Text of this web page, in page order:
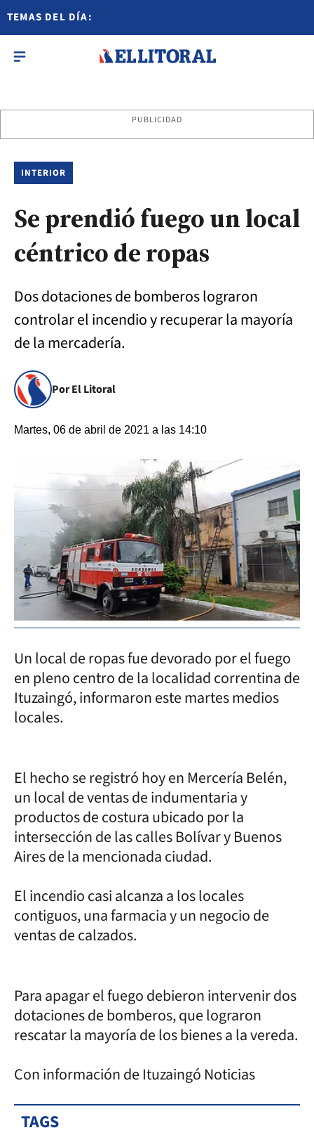
TEMAS DEL DÍA:
PUBLICIDAD
INTERIOR
Se prendió fuego un local
céntrico de ropas
Dos dotaciones de bomberos lograron
controlar el incendio y recuperar la mayoría
de la mercadería.
Por El Litoral
Martes, 06 de abril de 2021 a las 14:10
Un local de ropas fue devorado por el fuego
en pleno centro de la localidad correntina de
Ituzaingó, informaron este martes medios
locales.
El hecho se registró hoy en Mercería Belén,
un local de ventas de indumentaria y
productos de costura ubicado por la
intersección de las calles Bolívar y Buenos
Aires de la mencionada ciudad.
El incendio casi alcanza a los locales
contiguos, una farmacia y un negocio de
ventas de calzados.
Para apagar el fuego debieron intervenir dos
dotaciones de bomberos, que lograron
rescatar la mayoría de los bienes a la vereda.
Con información de Ituzaingó Noticias
TAGS